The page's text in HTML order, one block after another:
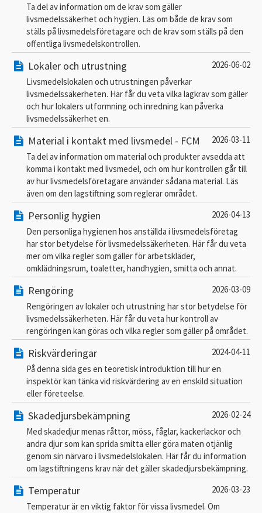
Ta del av information om de krav som gäller
livsmedelssäkerhet och hygien. Läs om både de krav som
ställs på livsmedelsföretagare och de krav som ställs på den
offentliga livsmedelskontrollen.
Lokaler och utrustning
2026-06-02
Livsmedelslokalen och utrustningen påverkar
livsmedelssäkerheten. Här får du veta vilka lagkrav som gäller
och hur lokalers utformning och inredning kan påverka
livsmedelssäkerhet en.
Material i kontakt med livsmedel - FCM
2026-03-11
Ta del av information om material och produkter avsedda att
komma i kontakt med livsmedel, och om hur kontrollen går till
av hur livsmedelsföretagare använder sådana material. Läs
även om den lagstiftning som reglerar området.
Personlig hygien
2026-04-13
Den personliga hygienen hos anställda i livsmedelsföretag
har stor betydelse för livsmedelssäkerheten. Här får du veta
mer om vilka regler som gäller för arbetskläder,
omklädningsrum, toaletter, handhygien, smitta och annat.
Rengöring
2026-03-09
Rengöringen av lokaler och utrustning har stor betydelse för
livsmedelssäkerheten. Här får du veta hur kontroll av
rengöringen kan göras och vilka regler som gäller på området.
Riskvärderingar
2024-04-11
På denna sida ges en teoretisk introduktion till hur en
inspektör kan tänka vid riskvärdering av en enskild situation
eller företeelse.
Skadedjursbekämpning
2026-02-24
Med skadedjur menas råttor, möss, fåglar, kackerlackor och
andra djur som kan sprida smitta eller göra maten otjänlig
genom sin närvaro i livsmedelslokalen. Här får du information
om lagstiftningens krav när det gäller skadedjursbekämpning.
Temperatur
2026-03-23
Temperatur är en viktig faktor för vissa livsmedel. Om